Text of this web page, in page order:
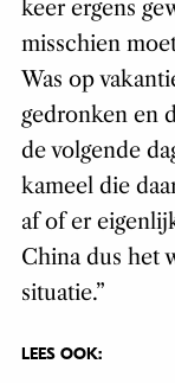
keer ergens
misschien
Was op
gedronken en
de volgende
kameel die
af of er
China dus het
situatie.”
LEES OOK: